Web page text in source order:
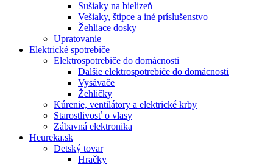
Sušiaky na bielizeň
Vešiaky, štipce a iné príslušenstvo
Žehliace dosky
Upratovanie
Elektrické spotrebiče
Elektrospotrebiče do domácnosti
Dalšie elektrospotrebiče do domácnosti
Vysávače
Žehličky
Kúrenie, ventilátory a elektrické krby
Starostlivosť o vlasy
Zábavná elektronika
Heureka.sk
Detský tovar
Hračky